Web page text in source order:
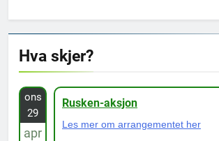
Hva skjer?
ons
29
apr
Rusken-aksjon
Les mer om arrangementet her